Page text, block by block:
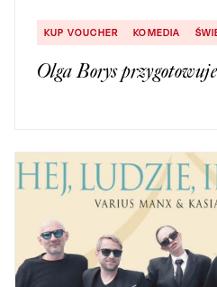
KUP VOUCHER KOMEDIA
Olga Borys